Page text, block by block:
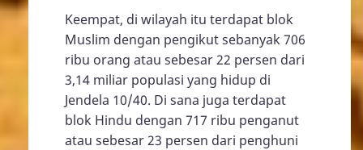
Keempat, di wilayah itu terdapat blok
Muslim dengan pengikut sebanyak 706
ribu orang atau sebesar 22 persen dari
3,14 miliar populasi yang hidup di
Jendela 10/40. Di sana juga terdapat
blok Hindu dengan 717 ribu penganut
atau sebesar 23 persen dari penghuni